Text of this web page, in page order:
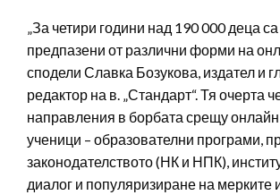
„За четири години над 190 000 деца
предпазени от различни форми на
сподели Славка Бозукова, издател и
редактор на в. „Стандарт“. Тя очерта
направления в борбата срещу
ученици – образователни програми,
законодателството (НК и НПК),
диалог и популяризиране на мерките